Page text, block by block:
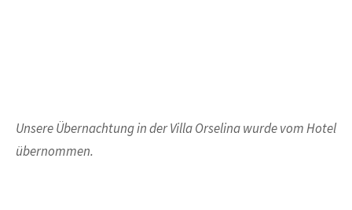
Unsere Übernachtung in der Villa Orselina wurde vom Hotel
übernommen.